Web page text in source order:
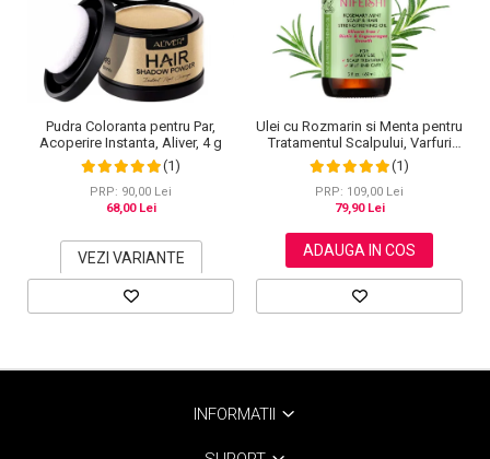
Pudra Coloranta pentru Par,
Acoperire Instanta, Aliver, 4 g
(1)
PRP: 90,00 Lei
68,00 Lei
VEZI VARIANTE
Ulei cu Rozmarin si Menta pentru
Tratamentul Scalpului, Varfuri
Despicate si Cresterea Parului,
NIFEISHI®, 60 ml
(1)
PRP: 109,00 Lei
79,90 Lei
ADAUGA IN COS
INFORMATII